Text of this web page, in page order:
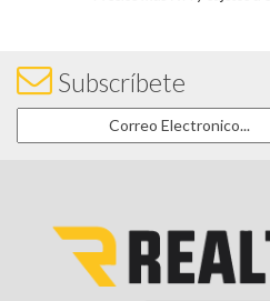
Subscríbete